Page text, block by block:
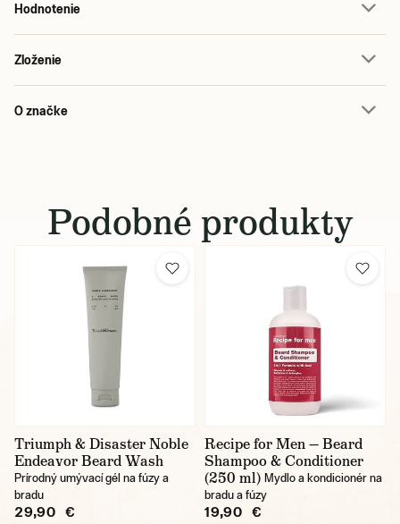
Hodnotenie
Zloženie
O značke
Podobné produkty
Triumph & Disaster Noble
Endeavor Beard Wash
Prírodný umývací gél na fúzy a
bradu
29,90 €
Recipe for Men — Beard
Shampoo & Conditioner
(250 ml) Mydlo a kondicionér na
bradu a fúzy
19,90 €